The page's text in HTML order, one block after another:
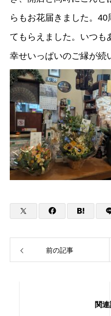
らもお花届きました。
てもらえました。いつも
幸せいっぱいのご縁が続
前の記事
関